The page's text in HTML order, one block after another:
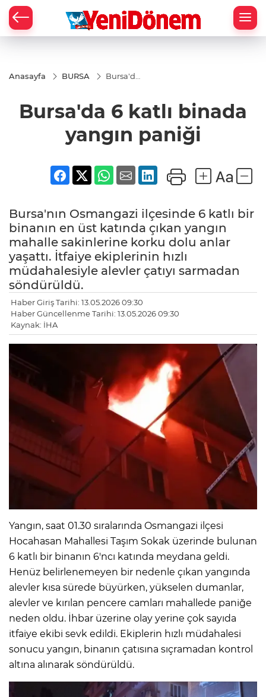
Anasayfa BURSA
Bursa'da
yangın
paniği
Bursa'da 6 katlı binada
yangın paniği
Bursa'nın Osmangazi ilçesinde 6 katlı bir
binanın en üst katında çıkan yangın
mahalle sakinlerine korku dolu anlar
yaşattı. İtfaiye ekiplerinin hızlı
müdahalesiyle alevler çatıyı sarmadan
söndürüldü.
Haber Giriş Tarihi: 13.05.2026 09:30
Haber Güncellenme Tarihi: 13.05.2026 09:30
Kaynak: İHA
Yangın, saat 01.30 sıralarında Osmangazi ilçesi
Hocahasan Mahallesi Taşım Sokak üzerinde bulunan
6 katlı bir binanın 6'ncı katında meydana geldi.
Henüz belirlenemeyen bir nedenle çıkan yangında
alevler kısa sürede büyürken, yükselen dumanlar,
alevler ve kırılan pencere camları mahallede paniğe
neden oldu. İhbar üzerine olay yerine çok sayıda
itfaiye ekibi sevk edildi. Ekiplerin hızlı müdahalesi
sonucu yangın, binanın çatısına sıçramadan kontrol
altına alınarak söndürüldü.